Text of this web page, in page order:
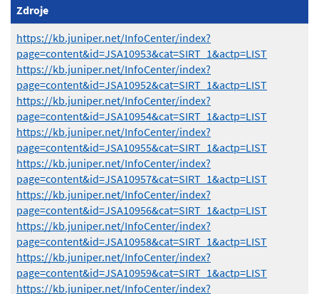
Zdroje
https://kb.juniper.net/InfoCenter/index?
page=content&id=JSA10953&cat=SIRT_1&actp=LIST
https://kb.juniper.net/InfoCenter/index?
page=content&id=JSA10952&cat=SIRT_1&actp=LIST
https://kb.juniper.net/InfoCenter/index?
page=content&id=JSA10954&cat=SIRT_1&actp=LIST
https://kb.juniper.net/InfoCenter/index?
page=content&id=JSA10955&cat=SIRT_1&actp=LIST
https://kb.juniper.net/InfoCenter/index?
page=content&id=JSA10957&cat=SIRT_1&actp=LIST
https://kb.juniper.net/InfoCenter/index?
page=content&id=JSA10956&cat=SIRT_1&actp=LIST
https://kb.juniper.net/InfoCenter/index?
page=content&id=JSA10958&cat=SIRT_1&actp=LIST
https://kb.juniper.net/InfoCenter/index?
page=content&id=JSA10959&cat=SIRT_1&actp=LIST
https://kb.juniper.net/InfoCenter/index?